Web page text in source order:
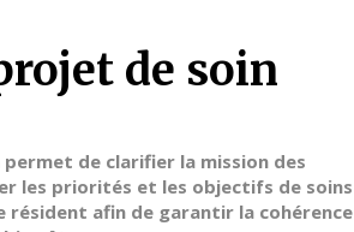
de soin
de clarifier la mission des
les priorités et les objectifs de soins
résident afin de garantir la cohérence